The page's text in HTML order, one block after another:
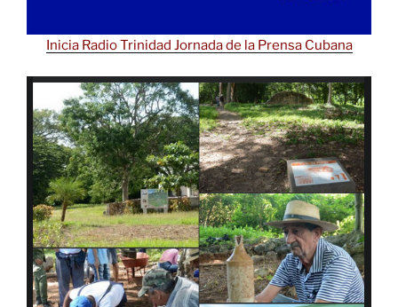
Inicia Radio Trinidad Jornada de la Prensa Cubana